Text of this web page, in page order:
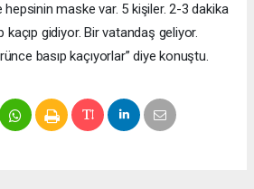
hepsinin maske var. 5 kişiler. 2-3 dakika
kaçıp gidiyor. Bir vatandaş geliyor.
basıp kaçıyorlar” diye konuştu.